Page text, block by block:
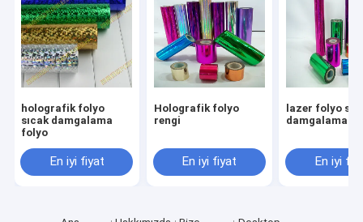
holografik folyo
sıcak damgalama
folyo
En iyi fiyat
Holografik folyo
rengi
En iyi fiyat
lazer folyo
damgalama
En iyi